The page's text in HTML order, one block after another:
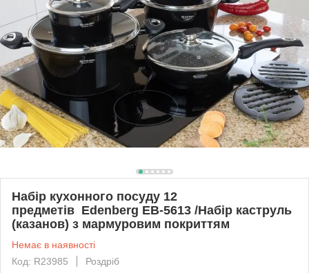
Набір кухонного посуду 12
предметів Edenberg EB-5613 /Набір каструль
(казанов) з мармуровим покриттям
Немає в наявності
Код: R23985
Роздріб